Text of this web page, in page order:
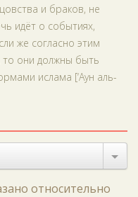
и браков, не
идёт о событиях,
же согласно этим
то они должны быть
ислама [‘Аун аль-
относительно